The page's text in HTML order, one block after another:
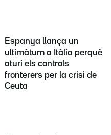
Espanya llança un
ultimàtum a Itàlia perquè
aturi els controls
fronterers per la crisi de
Ceuta